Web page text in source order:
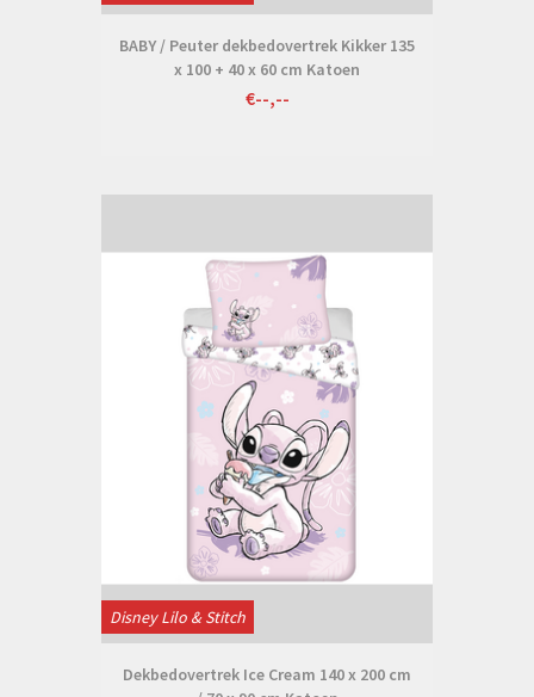
BABY / Peuter dekbedovertrek Kikker 135
x 100 + 40 x 60 cm Katoen
€--,--
Disney Lilo & Stitch
Dekbedovertrek Ice Cream 140 x 200 cm